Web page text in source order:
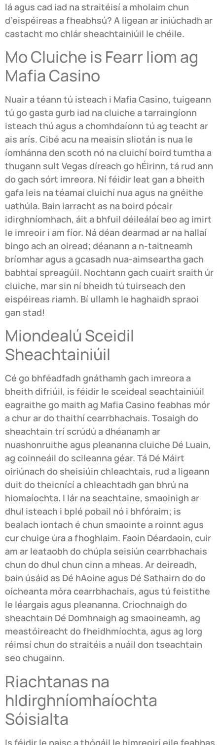
lá agus cad iad na straitéisí a mholaim chun
d’eispéireas a fheabhsú? A ligean ar iniúchadh ar
castacht mo chlár sheachtainiúil le chéile.
Mo Cluiche is Fearr liom ag
Mafia Casino
Nuair a téann tú isteach i Mafia Casino, tuigeann
tú go gasta gurb iad na cluiche a tarraingíonn
isteach thú agus a chomhdaíonn tú ag teacht ar
ais arís. Cibé acu na meaisín sliotán is nua le
íomhánna den scoth nó na cluichí boird tumtha a
thugann sult Vegas díreach go hÉirinn, tá rud ann
do gach sórt imreora. Ní féidir leat gan a bheith
gafa leis na téamaí cluichí nua agus na gnéithe
uathúla. Bain iarracht as na boird pócair
idirghníomhach, áit a bhfuil déileálaí beo ag imirt
le imreoir i am fíor. Ná déan dearmad ar na hallaí
bingo ach an oiread; déanann a n-taitneamh
bríomhar agus a gcasadh nua-aimseartha gach
babhtaí spreagúil. Nochtann gach cuairt sraith úr
cluiche, mar sin ní bheidh tú tuirseach den
eispéireas riamh. Bí ullamh le haghaidh spraoi
gan stad!
Miondealú Sceidil
Sheachtainiúil
Cé go bhféadfadh gnáthamh gach imreora a
bheith difriúil, is féidir le sceideal seachtainiúil
eagraithe go maith ag Mafia Casino feabhas mór
a chur ar do thaithí cearrbhachais. Tosaigh do
sheachtain trí scrúdú a dhéanamh ar
nuashonruithe agus pleananna cluiche Dé Luain,
ag coinneáil do scileanna géar. Tá Dé Máirt
oiriúnach do sheisiúin chleachtais, rud a ligeann
duit do theicnící a chleachtadh gan bhrú na
hiomaíochta. I lár na seachtaine, smaoinigh ar
dhul isteach i bplé pobail nó i bhfóraim; is
bealach iontach é chun smaointe a roinnt agus
cur chuige úra a fhoghlaim. Faoin Déardaoin, cuir
am ar leataobh do chúpla seisiún cearrbhachais
chun do dhul chun cinn a mheas. Ar deireadh,
bain úsáid as Dé hAoine agus Dé Sathairn do do
oícheanta móra cearrbhachais, agus tú feistithe
le léargais agus pleananna. Críochnaigh do
sheachtain Dé Domhnaigh ag smaoineamh, ag
meastóireacht do fheidhmíochta, agus ag lorg
réimsí chun do straitéis a nuáil don tseachtain
seo chugainn.
Riachtanas na
hIdirghníomhaíochta
Sóisialta
Is féidir le naisc a thógáil le himreoirí eile feabhas